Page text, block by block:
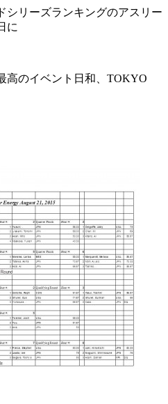
シリーズランキングのアスリー
に
高のイベント日和、TOKYO